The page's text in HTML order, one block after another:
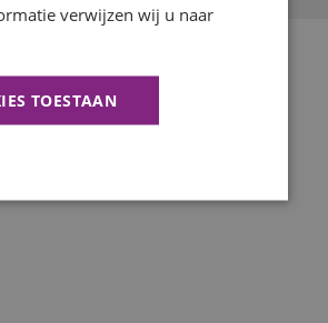
verwijzen wij u naar
TOESTAAN